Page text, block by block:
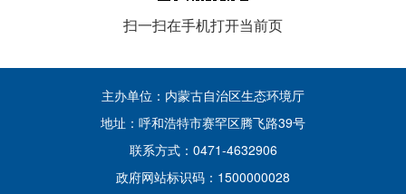
扫一扫在手机打开当前页
主办单位：内蒙古自治区生态环境厅
地址：呼和浩特市赛罕区腾飞路39号
联系方式：0471-4632906
政府网站标识码：1500000028